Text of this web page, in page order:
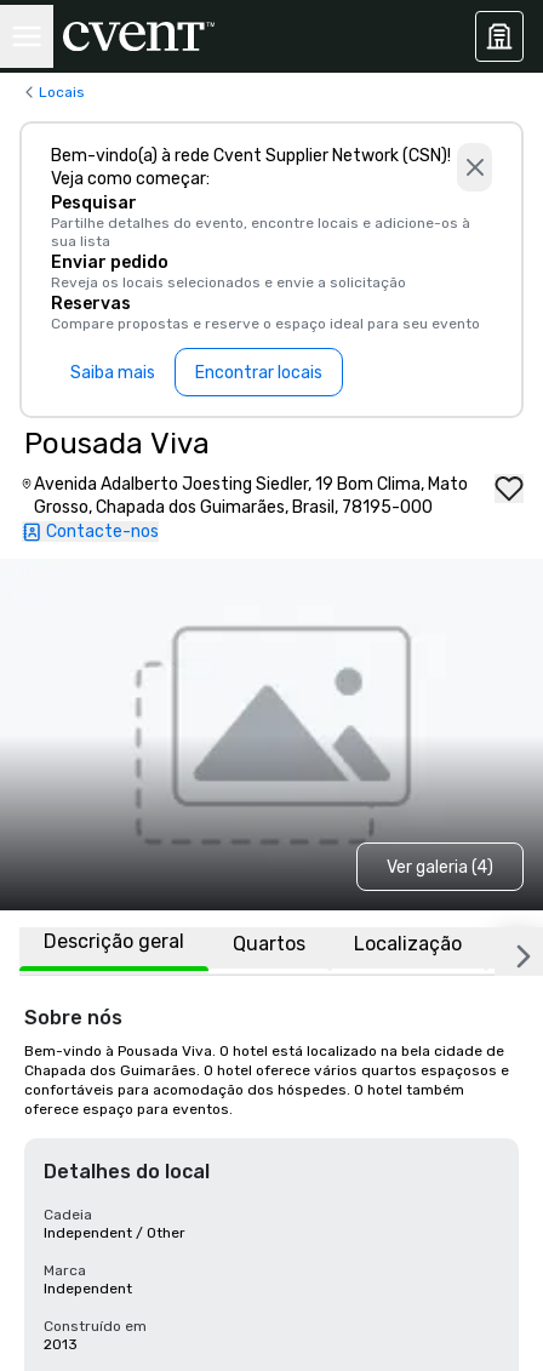
Locais
Bem-vindo(a) à rede Cvent Supplier Network (CSN)!
Veja como começar:
Pesquisar
Partilhe detalhes do evento, encontre locais e adicione-os à
sua lista
Enviar pedido
Reveja os locais selecionados e envie a solicitação
Reservas
Compare propostas e reserve o espaço ideal para seu evento
Saiba mais Encontrar locais
Pousada Viva
Avenida Adalberto Joesting Siedler, 19 Bom Clima, Mato
Grosso, Chapada dos Guimarães, Brasil, 78195-000
Contacte-nos
Ver galeria (4)
Descrição geral Quartos Localização
Sobre nós
Bem-vindo à Pousada Viva. O hotel está localizado na bela cidade de
Chapada dos Guimarães. O hotel oferece vários quartos espaçosos e
confortáveis para acomodação dos hóspedes. O hotel também
oferece espaço para eventos.
Detalhes do local
Cadeia
Independent / Other
Marca
Independent
Construído em
2013